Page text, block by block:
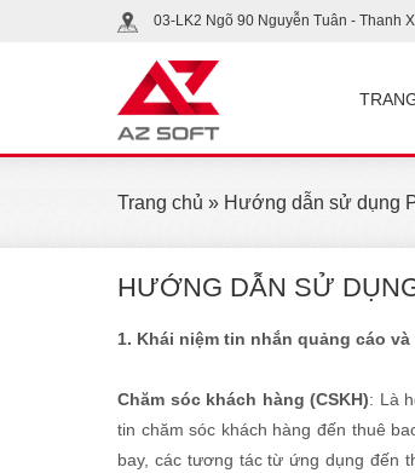
03-LK2 Ngõ 90 Nguyễn Tuân - Thanh
Trang chủ » Hướng dẫn sử dụng
HƯỚNG DẪN SỬ
1. Khái niệm tin nhắn quảng cáo
Chăm sóc khách hàng (CSKH): Là
tin chăm sóc khách hàng đến thuê
bay, các tương tác từ ứng dụng đến